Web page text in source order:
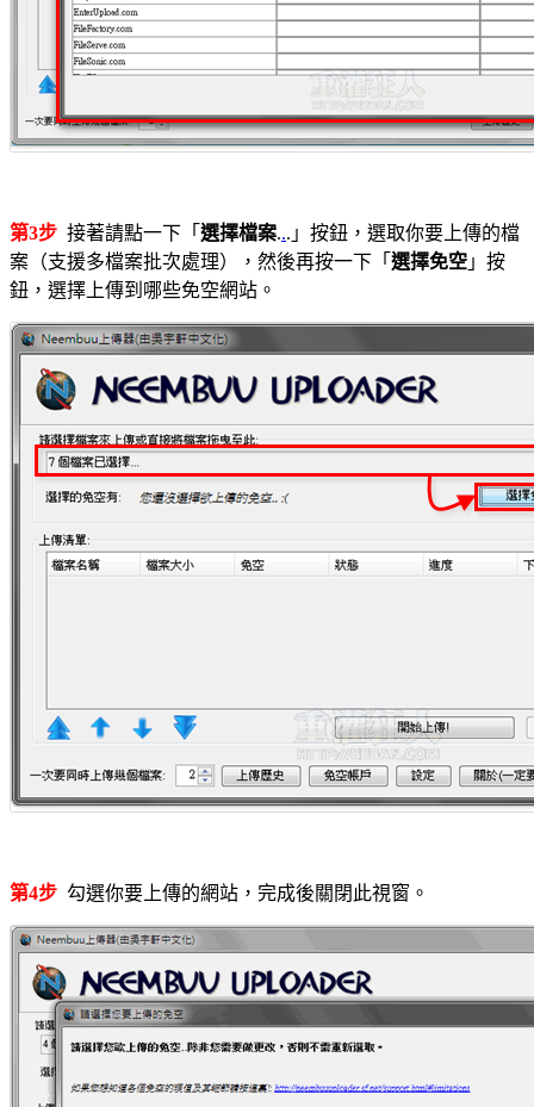
第3步 接著請點一下「 選擇檔案...」按鈕，選取你要上傳的檔
案（支援多檔案批次處理），然後再按一下「 選擇免空 」按
鈕，選擇上傳到哪些免空網站。
第4步 勾選你要上傳的網站，完成後關閉此視窗。